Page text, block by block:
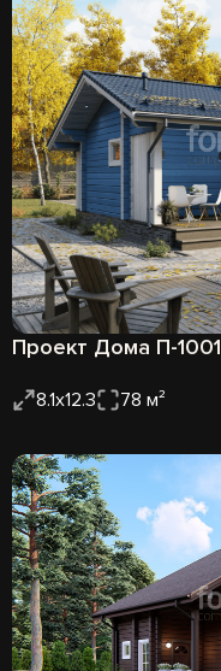
Проект Дома П-1001
8.1х12.3 78 м²